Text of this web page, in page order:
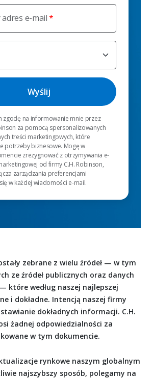
adres e-mail
zgodę na informowanie mnie przez
za pomocą spersonalizowanych
treści marketingowych, które
potrzeby biznesowe. Mogę w
zrezygnować z otrzymywania e-
od firmy C.H. Robinson,
zarządzania preferencjami
w każdej wiadomości e-mail.
zebrane z wielu źródeł — w tym
ze źródeł publicznych oraz danych
które według naszej najlepszej
i dokładne. Intencją naszej firmy
dokładnych informacji. C.H.
żadnej odpowiedzialności za
w tym dokumencie.
rynkowe naszym globalnym
najszybszy sposób, polegamy na